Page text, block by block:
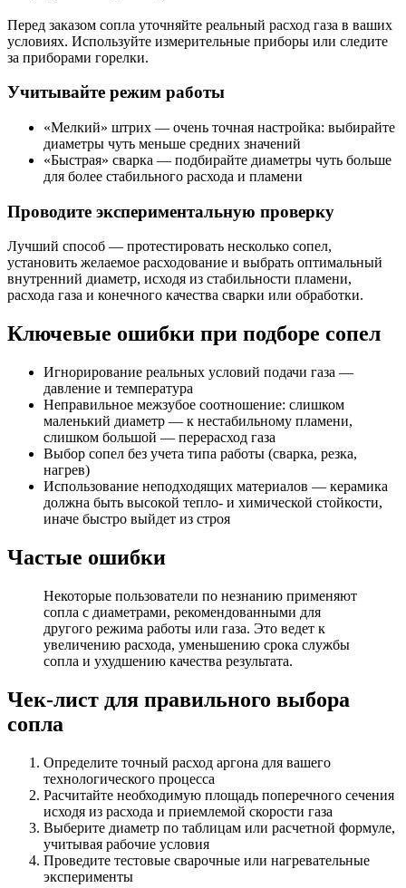
Перед заказом сопла уточняйте реальный расход газа в ваших
условиях. Используйте измерительные приборы или следите
за приборами горелки.
Учитывайте режим работы
«Мелкий» штрих — очень точная настройка: выбирайте
диаметры чуть меньше средних значений
«Быстрая» сварка — подбирайте диаметры чуть больше
для более стабильного расхода и пламени
Проводите экспериментальную проверку
Лучший способ — протестировать несколько сопел,
установить желаемое расходование и выбрать оптимальный
внутренний диаметр, исходя из стабильности пламени,
расхода газа и конечного качества сварки или обработки.
Ключевые ошибки при подборе сопел
Игнорирование реальных условий подачи газа —
давление и температура
Неправильное межзубое соотношение: слишком
маленький диаметр — к нестабильному пламени,
слишком большой — перерасход газа
Выбор сопел без учета типа работы (сварка, резка,
нагрев)
Использование неподходящих материалов — керамика
должна быть высокой тепло- и химической стойкости,
иначе быстро выйдет из строя
Частые ошибки
Некоторые пользователи по незнанию применяют
сопла с диаметрами, рекомендованными для
другого режима работы или газа. Это ведет к
увеличению расхода, уменьшению срока службы
сопла и ухудшению качества результата.
Чек-лист для правильного выбора
сопла
Определите точный расход аргона для вашего
технологического процесса
Расчитайте необходимую площадь поперечного сечения
исходя из расхода и приемлемой скорости газа
Выберите диаметр по таблицам или расчетной формуле,
учитывая рабочие условия
Проведите тестовые сварочные или нагревательные
эксперименты